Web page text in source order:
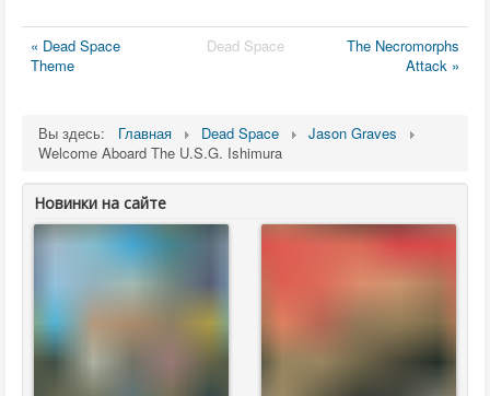
« Dead Space
Theme
Dead Space
The Necromorphs
Attack »
Вы здесь: Главная Dead Space
Jason Graves
Welcome Aboard The U.S.G. Ishimura
Новинки на сайте